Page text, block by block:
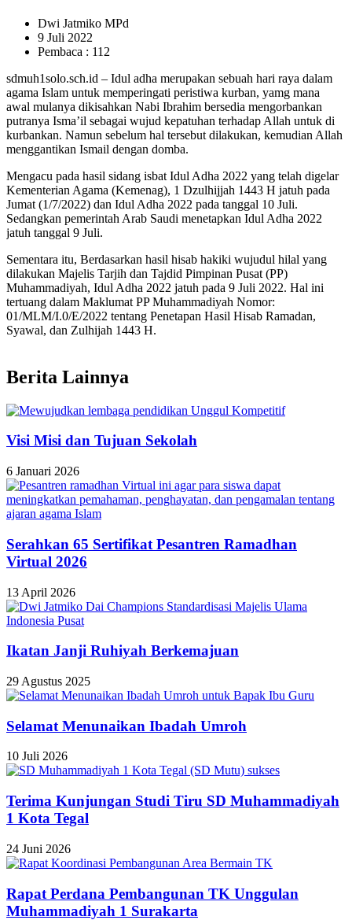
Dwi Jatmiko MPd
9 Juli 2022
Pembaca : 112
sdmuh1solo.sch.id – Idul adha merupakan sebuah hari raya dalam
agama Islam untuk memperingati peristiwa kurban, yamg mana
awal mulanya dikisahkan Nabi Ibrahim bersedia mengorbankan
putranya Isma’il sebagai wujud kepatuhan terhadap Allah untuk di
kurbankan. Namun sebelum hal tersebut dilakukan, kemudian Allah
menggantikan Ismail dengan domba.
Mengacu pada hasil sidang isbat Idul Adha 2022 yang telah digelar
Kementerian Agama (Kemenag), 1 Dzulhijjah 1443 H jatuh pada
Jumat (1/7/2022) dan Idul Adha 2022 pada tanggal 10 Juli.
Sedangkan pemerintah Arab Saudi menetapkan Idul Adha 2022
jatuh tanggal 9 Juli.
Sementara itu, Berdasarkan hasil hisab hakiki wujudul hilal yang
dilakukan Majelis Tarjih dan Tajdid Pimpinan Pusat (PP)
Muhammadiyah, Idul Adha 2022 jatuh pada 9 Juli 2022. Hal ini
tertuang dalam Maklumat PP Muhammadiyah Nomor:
01/MLM/I.0/E/2022 tentang Penetapan Hasil Hisab Ramadan,
Syawal, dan Zulhijah 1443 H.
Berita Lainnya
Visi Misi dan Tujuan Sekolah
6 Januari 2026
Serahkan 65 Sertifikat Pesantren Ramadhan
Virtual 2026
13 April 2026
Ikatan Janji Ruhiyah Berkemajuan
29 Agustus 2025
Selamat Menunaikan Ibadah Umroh
10 Juli 2026
Terima Kunjungan Studi Tiru SD Muhammadiyah
1 Kota Tegal
24 Juni 2026
Rapat Perdana Pembangunan TK Unggulan
Muhammadiyah 1 Surakarta